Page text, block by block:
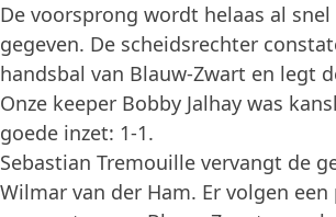
De voorsprong wordt helaas al
gegeven. De scheidsrechter
handsbal van Blauw-Zwart en legt
Onze keeper Bobby Jalhay was
goede inzet: 1-1.
Sebastian Tremouille vervangt de
Wilmar van der Ham. Er volgen een